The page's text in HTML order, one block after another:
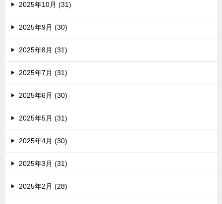
2025年10月 (31)
2025年9月 (30)
2025年8月 (31)
2025年7月 (31)
2025年6月 (30)
2025年5月 (31)
2025年4月 (30)
2025年3月 (31)
2025年2月 (28)